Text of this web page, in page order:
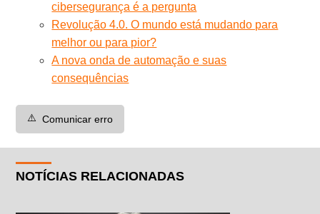
cibersegurança é a pergunta
Revolução 4.0. O mundo está mudando para
melhor ou para pior?
A nova onda de automação e suas
consequências
⚠️ Comunicar erro
NOTÍCIAS RELACIONADAS